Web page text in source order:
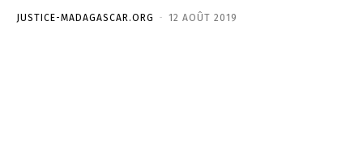
JUSTICE-MADAGASCAR.ORG - 12 AOÛT 2019